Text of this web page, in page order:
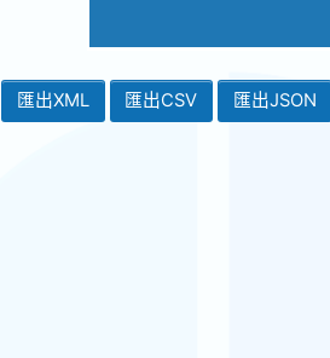
匯出XML 匯出CSV 匯出JSON